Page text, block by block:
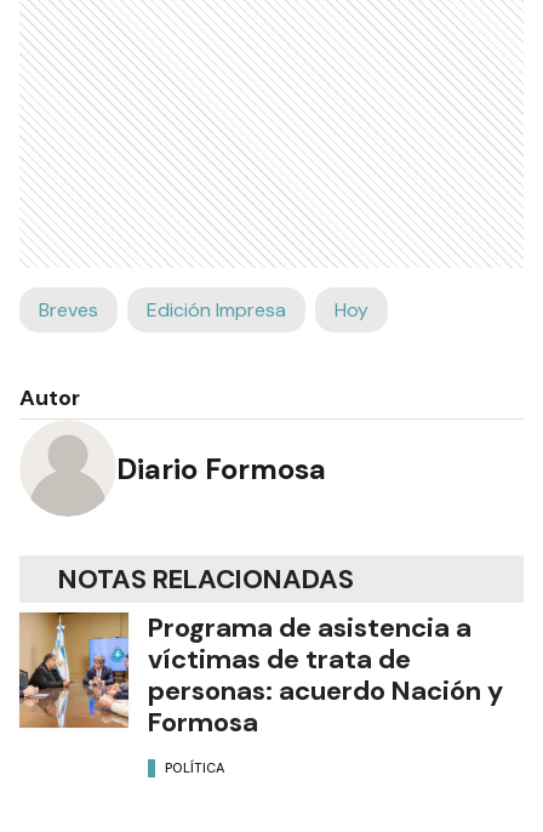
Breves Edición Impresa Hoy
Autor
Diario Formosa
NOTAS RELACIONADAS
Programa de asistencia a
víctimas de trata de
personas: acuerdo Nación y
Formosa
POLÍTICA